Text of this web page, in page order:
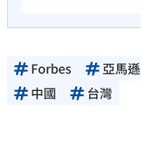
Forbes 亞馬遜
中國
台灣